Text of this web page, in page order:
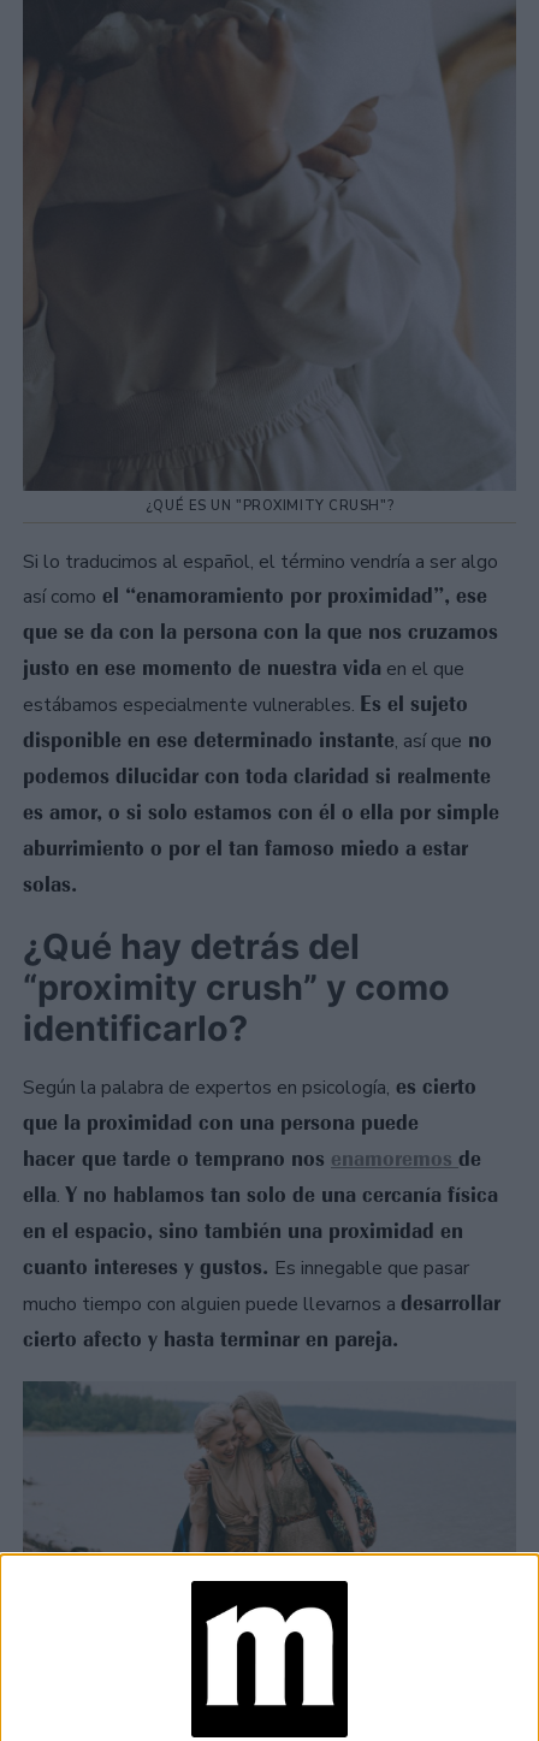
¿QUÉ ES UN "PROXIMITY CRUSH"?
Si lo traducimos al español, el término vendría a ser algo
así como el “enamoramiento por proximidad”, ese
que se da con la persona con la que nos cruzamos
justo en ese momento de nuestra vida en el que
estábamos especialmente vulnerables. Es el sujeto
disponible en ese determinado instante, así que no
podemos dilucidar con toda claridad si realmente
es amor, o si solo estamos con él o ella por simple
aburrimiento o por el tan famoso miedo a estar
solas.
¿Qué hay detrás del
“proximity crush” y como
identificarlo?
Según la palabra de expertos en psicología, es cierto
que la proximidad con una persona puede
hacer que tarde o temprano nos enamoremos de
ella. Y no hablamos tan solo de una cercanía física
en el espacio, sino también una proximidad en
cuanto intereses y gustos. Es innegable que pasar
mucho tiempo con alguien puede llevarnos a desarrollar
cierto afecto y hasta terminar en pareja.